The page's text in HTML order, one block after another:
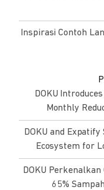
Inspirasi Contoh
DOKU
Monthly
DOKU and
Ecosystem for
DOKU
65%